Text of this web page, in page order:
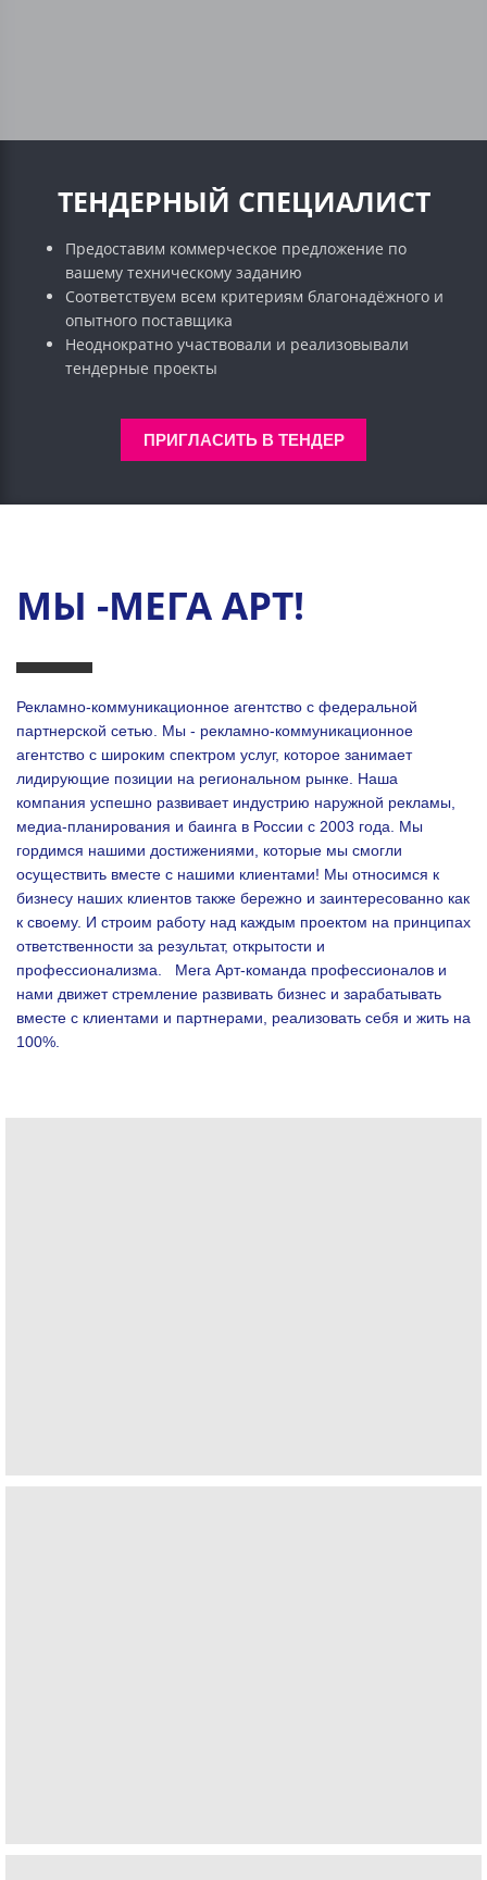
ТЕНДЕРНЫЙ СПЕЦИАЛИСТ
Предоставим коммерческое предложение по
вашему техническому заданию
Соответствуем всем критериям благонадёжного и
опытного поставщика
Неоднократно участвовали и реализовывали
тендерные проекты
ПРИГЛАСИТЬ В ТЕНДЕР
МЫ -МЕГА АРТ!
Рекламно-коммуникационное агентство с федеральной
партнерской сетью. Мы - рекламно-коммуникационное
агентство с широким спектром услуг, которое занимает
лидирующие позиции на региональном рынке. Наша
компания успешно развивает индустрию наружной рекламы,
медиа-планирования и баинга в России с 2003 года. Мы
гордимся нашими достижениями, которые мы смогли
осуществить вместе с нашими клиентами! Мы относимся к
бизнесу наших клиентов также бережно и заинтересованно как
к своему. И строим работу над каждым проектом на принципах
ответственности за результат, открытости и
профессионализма. Мега Арт-команда профессионалов и
нами движет стремление развивать бизнес и зарабатывать
вместе с клиентами и партнерами, реализовать себя и жить на
100%.